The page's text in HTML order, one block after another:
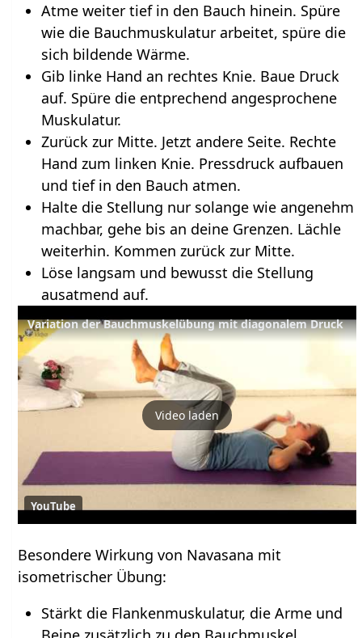
Atme weiter tief in den Bauch hinein. Spüre
wie die Bauchmuskulatur arbeitet, spüre die
sich bildende Wärme.
Gib linke Hand an rechtes Knie. Baue Druck
auf. Spüre die entprechend angesprochene
Muskulatur.
Zurück zur Mitte. Jetzt andere Seite. Rechte
Hand zum linken Knie. Pressdruck aufbauen
und tief in den Bauch atmen.
Halte die Stellung nur solange wie angenehm
machbar, gehe bis an deine Grenzen. Lächle
weiterhin. Kommen zurück zur Mitte.
Löse langsam und bewusst die Stellung
ausatmend auf.
Variation der Bauchmuskelübung mit diagonalem Druck
Video laden
YouTube
Besondere Wirkung von Navasana mit
isometrischer Übung:
Stärkt die Flankenmuskulatur, die Arme und